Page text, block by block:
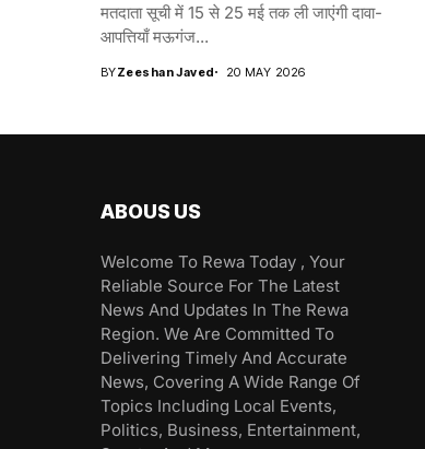
मतदाता सूची में 15 से 25 मई तक ली जाएंगी दावा-
आपत्तियाँ मऊगंज...
BYZeeshan Javed 20 MAY 2026
ABOUS US
Welcome To Rewa Today , Your
Reliable Source For The Latest
News And Updates In The Rewa
Region. We Are Committed To
Delivering Timely And Accurate
News, Covering A Wide Range Of
Topics Including Local Events,
Politics, Business, Entertainment,